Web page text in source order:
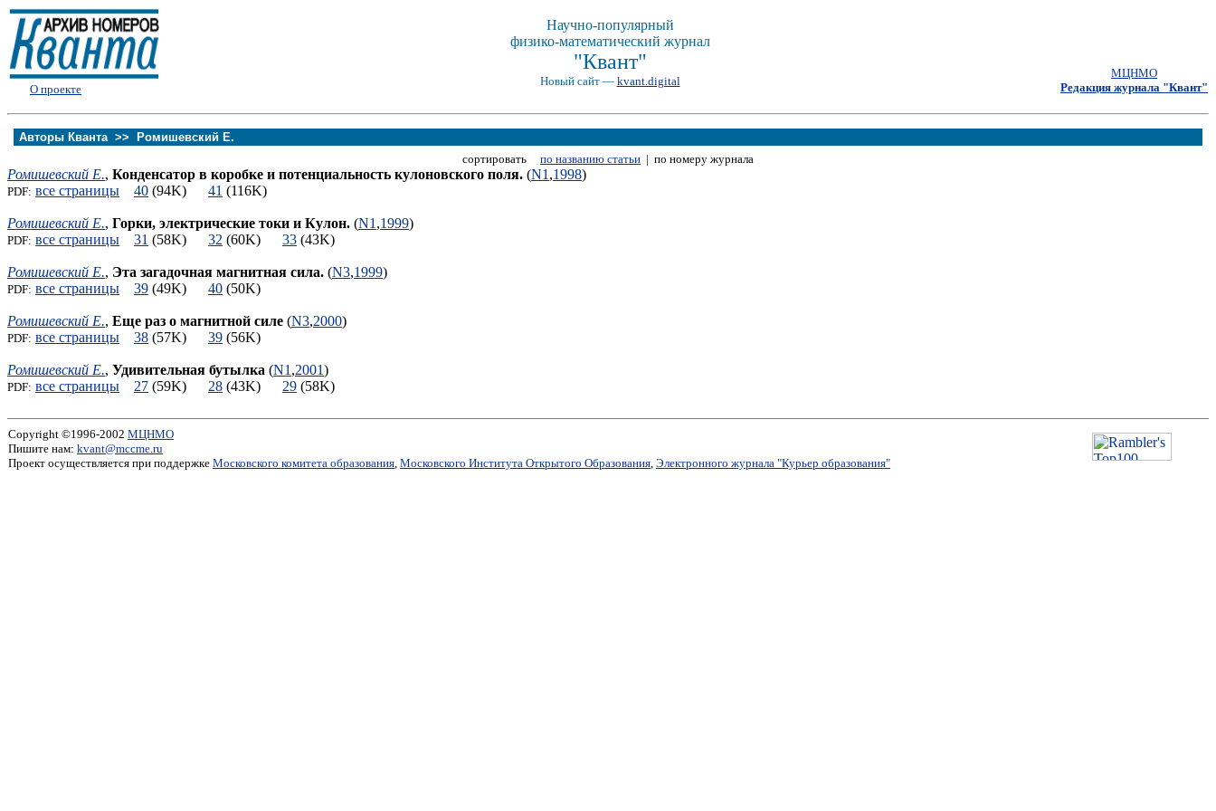
О проекте
Научно-популярный
физико-математический журнал
"Квант"
Новый сайт — kvant.digital
МЦНМО
Редакция журнала "Квант"
Авторы Кванта >>
Ромишевский Е.
сортировать по названию статьи | по номеру журнала
Ромишевский Е., Конденсатор в коробке и потенциальность кулоновского поля. (N1 ,1998)
PDF: все страницы 40 (94K) 41 (116K)
Ромишевский Е., Горки, электрические токи и Кулон. (N1 ,1999)
PDF: все страницы 31 (58K) 32 (60K) 33 (43K)
Ромишевский Е., Эта загадочная магнитная сила. (N3,1999)
PDF: все страницы 39 (49K) 40 (50K)
Ромишевский Е., Еще раз о магнитной силе (N3,2000)
PDF: все страницы 38 (57K) 39 (56K)
Ромишевский Е., Удивительная бутылка (N1 ,2001)
PDF: все страницы 27 (59K) 28 (43K) 29 (58K)
Copyright ©1996-2002 МЦНМО
Пишите нам: kvant@mccme.ru
Проект осуществляется при поддержке Московского комитета образования, Московского Института Открытого Образования, Электронного журнала "Курьер образования"